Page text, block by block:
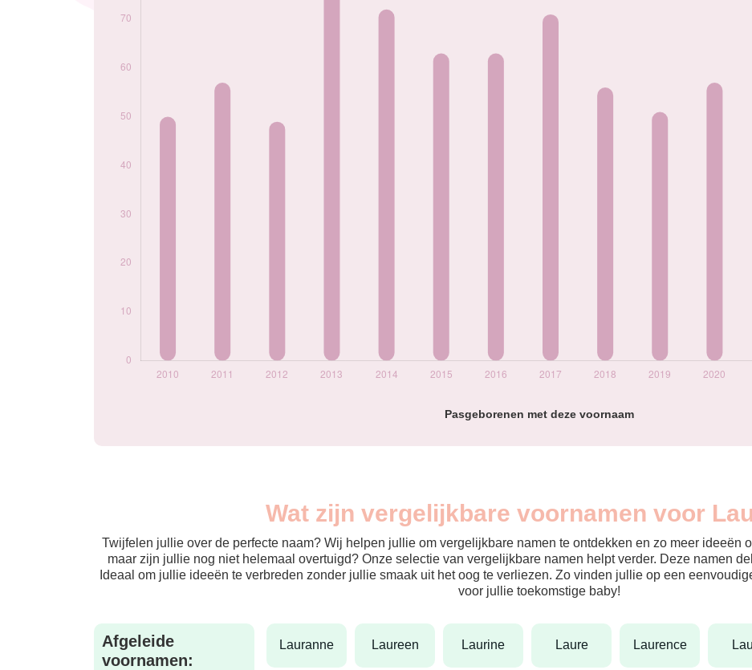
Pasgeborenen met deze voornaam
Popularité du
2017
2022
Wat zijn vergelijkbare voornamen voor
Twijfelen jullie over de perfecte naam? Wij helpen jullie om vergelijkbare namen te ontdekken en zo meer ideeën
maar zijn jullie nog niet helemaal overtuigd? Onze selectie van vergelijkbare namen helpt verder. Deze namen
Ideaal om jullie ideeën te verbreden zonder jullie smaak uit het oog te verliezen. Zo vinden jullie op een
voor jullie toekomstige baby!
Afgeleide
voornamen:
lauranne laureen laurine laure laurence